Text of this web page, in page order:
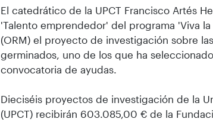
El catedrático de la UPCT Francisco Artés
'Talento emprendedor' del programa 'Viva
(ORM) el proyecto de investigación sobre
germinados, uno de los que ha
convocatoria de ayudas.
Dieciséis proyectos de investigación de la
(UPCT) recibirán 603.085,00 € de la